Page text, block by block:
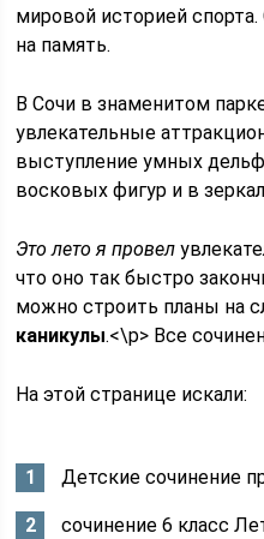
мировой историей
на память.
В Сочи в знаменитом
увлекательные
выступление умных
восковых фигур и в
Это лето я провел
что оно так быстро
можно строить планы на
каникулы.<\p> Все
На этой странице искали:
Детские сочинение
сочинение 6 класс